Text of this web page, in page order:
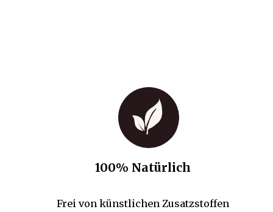
100% Natürlich
Frei von künstlichen Zusatzstoffen